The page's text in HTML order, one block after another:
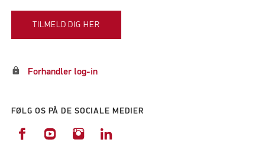
TILMELD DIG HER
lock Forhandler log-in
FØLG OS PÅ DE SOCIALE MEDIER